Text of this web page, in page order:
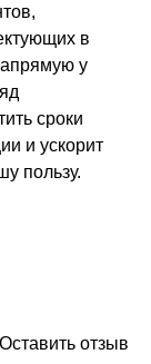
в
у
сроки
и ускорит
пользу.
Оставить отзыв